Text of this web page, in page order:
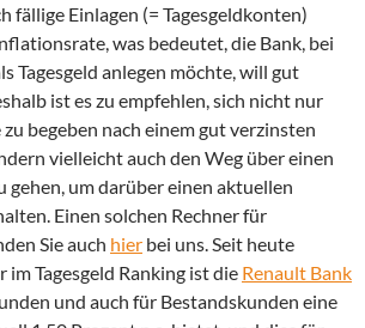
fällige Einlagen (= Tagesgeldkonten)
was bedeutet, die Bank, bei
Tagesgeld anlegen möchte, will gut
ist es zu empfehlen, sich nicht nur
begeben nach einem gut verzinsten
vielleicht auch den Weg über einen
gehen, um darüber einen aktuellen
Einen solchen Rechner für
Sie auch hier bei uns. Seit heute
Tagesgeld Ranking ist die Renault Bank
und auch für Bestandskunden eine